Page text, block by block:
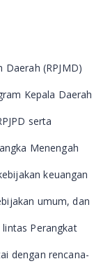
Daerah (RPJMD)
Kepala Daerah
serta
Menengah
keuangan
umum, dan
Perangkat
dengan rencana-